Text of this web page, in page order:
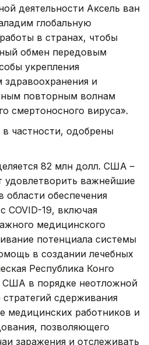
деятельности Аксель ван
глобальную
в странах, чтобы
обмен передовым
укрепления
здравоохранения и
повторным волнам
смертоносного вируса».
частности, одобрены
82 млн долл. США –
удовлетворить важнейшие
области обеспечения
COVID-19, включая
медицинского
потенциала системы
в создании лечебных
Республика Конго
США в порядке неотложной
сдерживания
медицинских работников и
позволяющего
заражения и отслеживать